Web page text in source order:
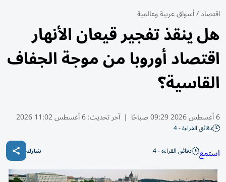
اقتصاد/أسواق عربية وعالمية
هل ينقذ تفجير قيعان الأنهار
اقتصاد أوروبا من موجة الجفاف
القاسية؟
6 أغسطس 2026 09:29 صباحًا | آخر تحديث:6 أغسطس 11:02 2026
دقائق القراءة - 4
استمع دقائق القراءة - 4 شارك